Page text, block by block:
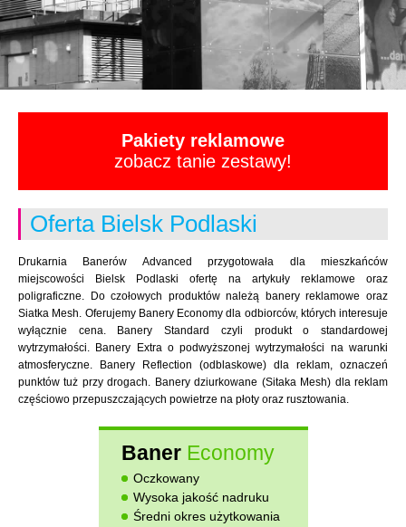
Pakiety reklamowe
zobacz tanie zestawy!
Oferta Bielsk Podlaski
Drukarnia Banerów Advanced przygotowała dla mieszkańców
miejscowości Bielsk Podlaski ofertę na artykuły reklamowe oraz
poligraficzne. Do czołowych produktów należą banery reklamowe oraz
Siatka Mesh. Oferujemy Banery Economy dla odbiorców, których interesuje
wyłącznie cena. Banery Standard czyli produkt o standardowej
wytrzymałości. Banery Extra o podwyższonej wytrzymałości na warunki
atmosferyczne. Banery Reflection (odblaskowe) dla reklam, oznaczeń
punktów tuż przy drogach. Banery dziurkowane (Sitaka Mesh) dla reklam
częściowo przepuszczających powietrze na płoty oraz rusztowania.
Baner Economy
Oczkowany
Wysoka jakość nadruku
Średni okres użytkowania